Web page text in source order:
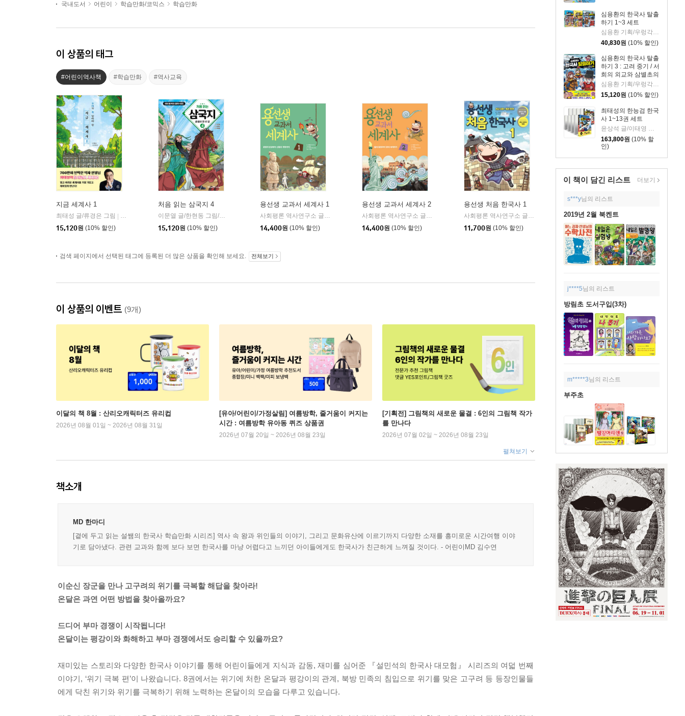
심용환의 한국사 탈출
하기 1~3 세트
심용환 기획/우렁각시탈 글/타니스튜디오 그림
40,830원 (10% 할인)
심용환의 한국사 탈출
하기 3 : 고려 중기 / 서
희의 외교와 삼별초의
투쟁 편
심용환 기획/우렁각시탈 글/타니스튜디오 그림
15,120원 (10% 할인)
최태성의 한능검 한국
사 1~13권 세트
163,800원 (10% 할
인)
이 책이 담긴 리스트 더보기
s***y님의 리스트
2019년 2월 북켄트
j****5님의 리스트
방림초 도서구입(3차)
m*****3님의 리스트
부주초
국내도서
어린이 학습만화/코믹스 학습만화
이 상품의 태그
#어린이역사책 #학습만화 #역사교육
지금 세계사 1
최태성 글/류경은 그림
다산어린이
15,120원 (10% 할인)
처음 읽는 삼국지 4
이문열 글/한현동 그림/윤종문 편
미래엔아이세움
15,120원 (10% 할인)
용선생 교과서 세계사 1
사회평론 역사연구소 글/뭉선생,이우일 그림/전국초등사회교과모임 감수
사회평론
14,400원 (10% 할인)
용선생 교과서 세계사 2
사회평론 역사연구소 글/뭉선생,이우일 그림/전국초등사회교과모임 감수
사회평론
14,400원 (10% 할인)
용선생 처음 한국사 1
사회평론 역사연구소 글/뭉선생,윤효식,이우일 그림 | 사회평론
11,700원 (10% 할인)
검색 페이지에서 선택된 태그에 등록된 더 많은 상품을 확인해 보세요. 전체보기
이 상품의 이벤트 (9개)
이달의 책 8월 : 산리오캐릭터즈 유리컵
2026년 08월 01일 ~ 2026년 08월 31일
[유아/어린이/가정살림] 여름방학, 줄거움이 커지는
시간 : 여름방학 유아동 퀴즈 상품권
2026년 07월 20일 ~ 2026년 08월 23일
[기획전] 그림책의 새로운 물결 : 6인의 그림책 작가
를 만나다
2026년 07월 02일 ~ 2026년 08월 23일
펼쳐보기
책소개
MD 한마디
[곁에 두고 읽는 설쌤의 한국사 학습만화 시리즈] 역사 속 왕과 위인들의 이야기, 그리고 문화유산에 이르기까지 다양한 소재를 흥미로운 시간여행 이야
기로 담아냈다. 관련 교과와 함께 보다 보면 한국사를 마냥 어렵다고 느끼던 아이들에게도 한국사가 친근하게 느껴질 것이다. - 어린이MD 김수연
이순신 장군을 만나 고구려의 위기를 극복할 해답을 찾아라!
온달은 과연 어떤 방법을 찾아올까요?
드디어 부마 경쟁이 시작됩니다!
온달이는 평강이와 화해하고 부마 경쟁에서도 승리할 수 있을까요?
재미있는 스토리와 다양한 한국사 이야기를 통해 어린이들에게 지식과 감동, 재미를 심어준 『설민석의 한국사 대모험』 시리즈의 여덟 번째
이야기, ‘위기 극복 편’이 나왔습니다. 8권에서는 위기에 처한 온달과 평강이의 관계, 북방 민족의 침입으로 위기를 맞은 고구려 등 등장인물들
에게 닥친 위기와 위기를 극복하기 위해 노력하는 온달이의 모습을 다루고 있습니다.